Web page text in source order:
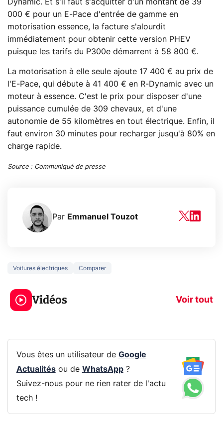
Dynamic. Et s'il faut s'acquitter d'un montant de 39
000 € pour un E-Pace d'entrée de gamme en
motorisation essence, la facture s'alourdit
immédiatement pour obtenir cette version PHEV
puisque les tarifs du P300e démarrent à 58 800 €.
La motorisation à elle seule ajoute 17 400 € au prix de
l'E-Pace, qui débute à 41 400 € en R-Dynamic avec un
moteur à essence. C'est le prix pour disposer d'une
puissance cumulée de 309 chevaux, et d'une
autonomie de 55 kilomètres en tout électrique. Enfin, il
faut environ 30 minutes pour recharger jusqu'à 80% en
charge rapide.
Source : Communiqué de presse
Par Emmanuel Touzot
Voitures électriques Comparer
Vidéos Voir tout
5 générations de
jeux dans la
prochaine Xbox !
navigation
Vous êtes un utilisateur de Google
Actualitésou de WhatsApp?
Suivez-nous pour ne rien rater de l'actu
tech !